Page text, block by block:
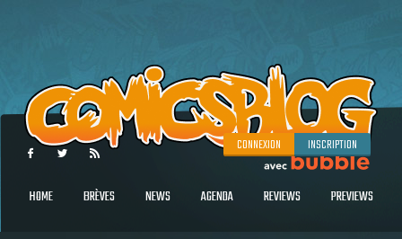
CONNEXION INSCRIPTION
HOME BRÈVES NEWS AGENDA REVIEWS PREVIEWS